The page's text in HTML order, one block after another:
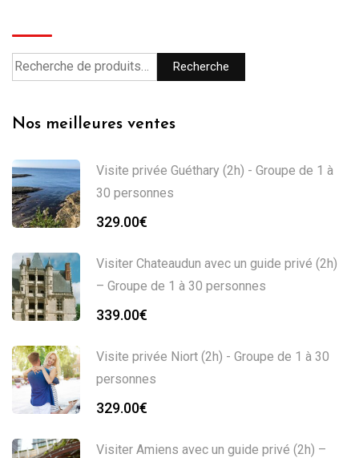
Recherche
Nos meilleures ventes
Visite privée Guéthary (2h) - Groupe de 1 à
30 personnes
329.00€
Visiter Chateaudun avec un guide privé (2h)
– Groupe de 1 à 30 personnes
339.00€
Visite privée Niort (2h) - Groupe de 1 à 30
personnes
329.00€
Visiter Amiens avec un guide privé (2h) –